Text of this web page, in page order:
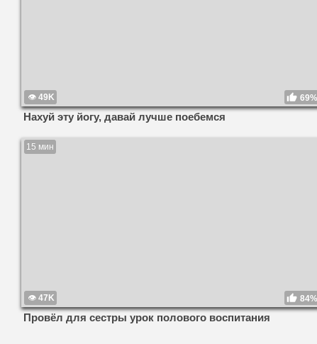
49K 69%
Нахуй эту йогу, давай лучше поебемся
15 мин
47K 84%
Провёл для сестры урок полового воспитания